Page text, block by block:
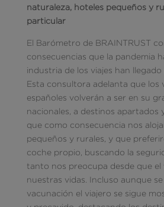
naturaleza, hoteles pequeños y
particular
El Barómetro de BRAINTRUST
consecuencias que la pandemia
industria de los viajes han llegado
Esta consultora adelanta que los
españoles volverán a ser en su
nacionales, a destinos apartados
que como consecuencia nos
pequeños y rurales, y que
coche propio, buscando la
tanto nos preocupa desde que el
nuestras vidas. Incluso aunque
vacunación el viajero se sigue